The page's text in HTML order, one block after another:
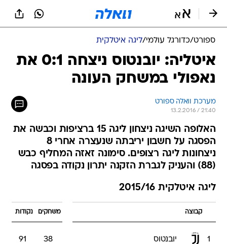
ספורט/כדורגל עולמי/ליגה איטלקית
איטליה: יובנטוס ניצחה 0:1 את
נאפולי במשחק העונה
מערכת וואלה ספורט
13.2.2016 / 21:40
האלופה השיגה ניצחון ליגה 15 ברציפות וכבשה את
הפסגה על חשבון יריבתה שנעצרה אחרי 8
ניצחונות ליגה רצופים. סימונה זאזה המחליף כבש
(88) והעניק לגברת הזקנה יתרון נקודה בפסגה
ליגה איטלקית 2015/16
קבוצה משחקים נקודות
1 יובנטוס 38
91